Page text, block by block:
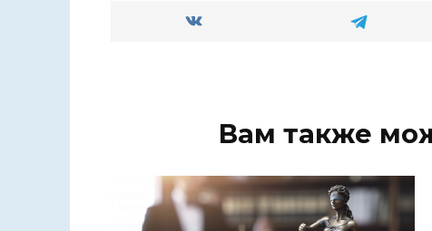
Вам также